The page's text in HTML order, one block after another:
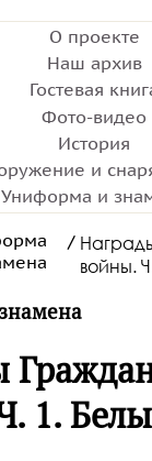
О проекте
Наш архив
Гостевая
Фото-видео
История
и
Униформа и
/
войны.
1.